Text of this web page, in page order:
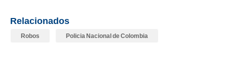
Relacionados
Robos Policia Nacional de Colombia